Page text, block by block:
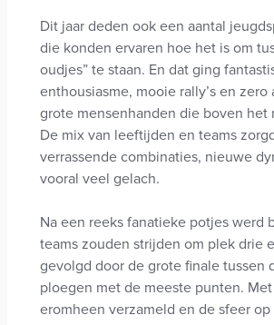
Dit jaar deden ook een aantal
die konden ervaren hoe het is om
oudjes” te staan. En dat ging
enthousiasme, mooie rally’s en zero
grote mensenhanden die boven het
De mix van leeftijden en teams
verrassende combinaties, nieuwe
vooral veel gelach.
Na een reeks fanatieke potjes werd
teams zouden strijden om plek drie
gevolgd door de grote finale tussen
ploegen met de meeste punten.
eromheen verzameld en de sfeer op